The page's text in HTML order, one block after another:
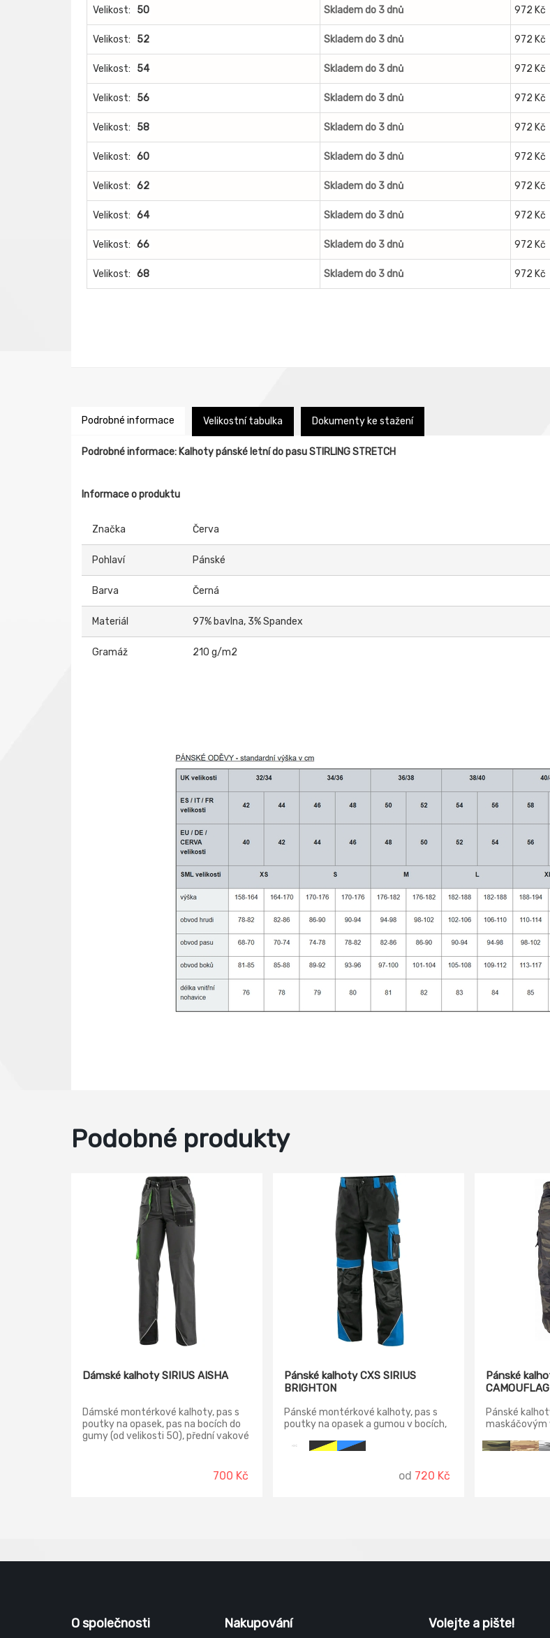
Velikost: 50 Skladem do 3 dnů 972 Kč
Velikost: 52 Skladem do 3 dnů 972 Kč
Velikost: 54 Skladem do 3 dnů 972 Kč
Velikost: 56 Skladem do 3 dnů 972 Kč
Velikost: 58 Skladem do 3 dnů 972 Kč
Velikost: 60 Skladem do 3 dnů 972 Kč
Velikost: 62 Skladem do 3 dnů 972 Kč
Velikost: 64 Skladem do 3 dnů 972 Kč
Velikost: 66 Skladem do 3 dnů 972 Kč
Velikost: 68 Skladem do 3 dnů 972 Kč
Podrobné informace Velikostní tabulka Dokumenty ke stažení
Podrobné informace: Kalhoty pánské letní do pasu STIRLING STRETCH
Informace o produktu
Značka Červa
Pohlaví Pánské
Barva Černá
Materiál 97% bavlna, 3% Spandex
Gramáž 210 g/m2
Podobné produkty
Dámské kalhoty SIRIUS AISHA
Dámské montérkové kalhoty, pas s
poutky na opasek, pas na bocích do
gumy (od velikosti 50), přední vakové
700 Kč
Pánské kalhoty CXS SIRIUS
BRIGHTON
Pánské montérkové kalhoty, pas s
poutky na opasek a gumou v bocích,
kapsy na obou stranách, kolena
polyesterem s možností vložení
kolenních výztuh, dvě zadní kapsy s
od 720 Kč
Pánské
Pánské
maskáčovým
O společnosti Nakupování Volejte a pište!